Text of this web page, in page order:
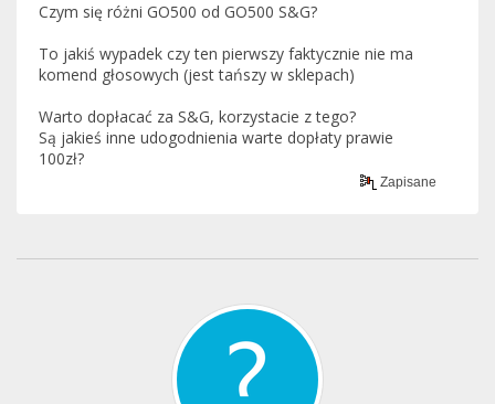
Czym się różni GO500 od GO500 S&G?
To jakiś wypadek czy ten pierwszy faktycznie nie ma
komend głosowych (jest tańszy w sklepach)
Warto dopłacać za S&G, korzystacie z tego?
Są jakieś inne udogodnienia warte dopłaty prawie
100zł?
Zapisane